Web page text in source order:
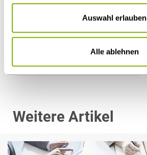
Auswahl erlauben
Alle ablehnen
Öffentlicher Sektor und Vergabe
Weitere Artikel